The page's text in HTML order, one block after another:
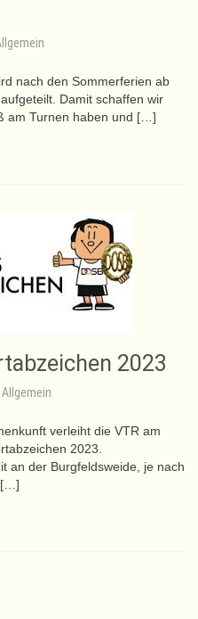
nach den Sommerferien ab
Damit schaffen wir
am Turnen haben und […]
2023
Allgemein
verleiht die VTR am
2023.
an der Burgfeldsweide, je nach
[…]